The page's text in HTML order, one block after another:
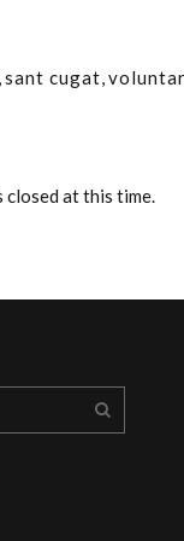
,sant cugat,
closed at this time.